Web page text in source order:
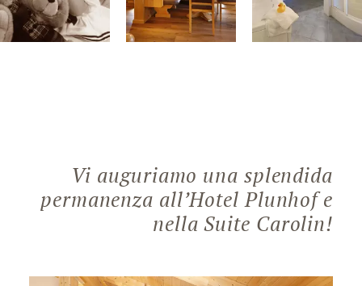
Vi auguriamo una splendida
permanenza all’Hotel Plunhof e
nella Suite Carolin!